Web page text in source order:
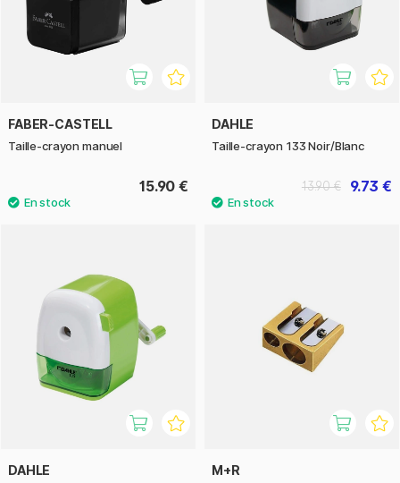
FABER-CASTELL
Taille-crayon manuel
15.90 €
DAHLE
Taille-crayon 133 Noir/Blanc
9.73 €
13.90 €
DAHLE M+R